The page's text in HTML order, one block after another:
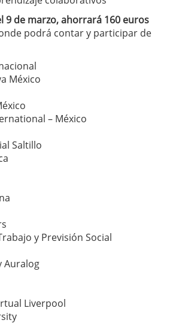
9 de marzo, ahorrará 160 euros
podrá contar y participar de
México
– México
Saltillo
y Previsión Social
Auralog
Liverpool